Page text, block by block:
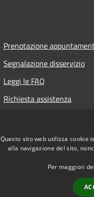
Prenotazione
Segnalazione disservizio
Leggi le FAQ
Richiesta assistenza
Questo sito web utilizza cookie
alla navigazione del sito,
Per maggiori